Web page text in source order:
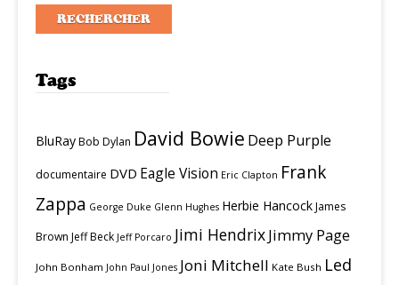
Tags
BluRayBob Dylan David Bowie Deep Purple
documentaire DVD Eagle Vision Eric Clapton Frank
Zappa George Duke Glenn Hughes Herbie HancockJames
Brown Jeff Beck Jeff Porcaro Jimi HendrixJimmy Page
John Bonham John Paul Jones Joni Mitchell Kate Bush Led